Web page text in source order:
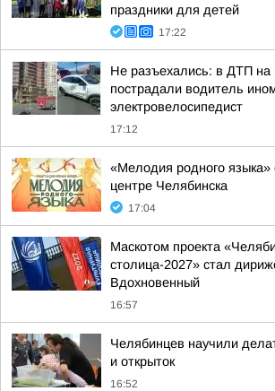
праздники для детей
17:22
Не разъехались: в ДТП на
пострадали водитель
электровелосипедист
17:12
«Мелодия родного языка»
центре Челябинска
17:04
Маскотом проекта
столица-2027» стал
Вдохновенный
16:57
Челябинцев научили
и открыток
16:52